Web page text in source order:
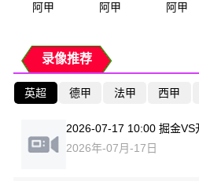
阿甲 阿甲 阿甲
录像推荐
英超 德甲 法甲 西甲
2026-07-17 10:00 掘金VS
2026年-07月-17日